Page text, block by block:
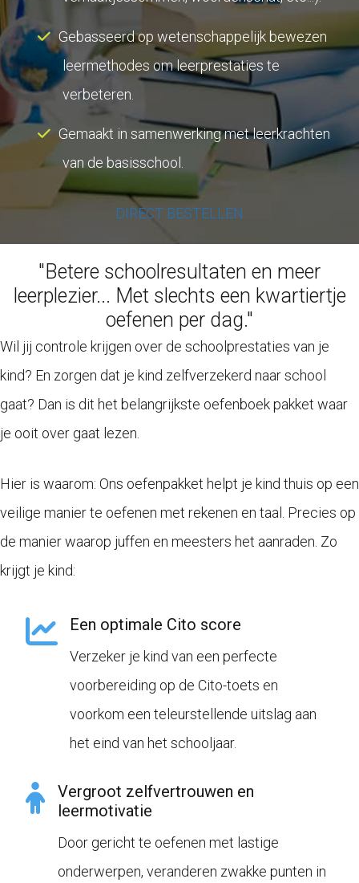
Gebasseerd op wetenschappelijk bewezen
leermethodes om leerprestaties te
verbeteren.
Gemaakt in samenwerking met leerkrachten
van de basisschool.
DIRECT BESTELLEN
"Betere schoolresultaten en meer
leerplezier... Met slechts een kwartiertje
oefenen per dag."
Wil jij controle krijgen over de schoolprestaties van je
kind? En zorgen dat je kind zelfverzekerd naar school
gaat? Dan is dit het belangrijkste oefenboek pakket waar
je ooit over gaat lezen.
Hier is waarom: Ons oefenpakket helpt je kind thuis op een
veilige manier te oefenen met rekenen en taal. Precies op
de manier waarop juffen en meesters het aanraden. Zo
krijgt je kind:
Een optimale Cito score
Verzeker je kind van een perfecte
voorbereiding op de Cito-toets en
voorkom een teleurstellende uitslag aan
het eind van het schooljaar.
Vergroot zelfvertrouwen en
leermotivatie
Door gericht te oefenen met lastige
onderwerpen, veranderen zwakke punten in